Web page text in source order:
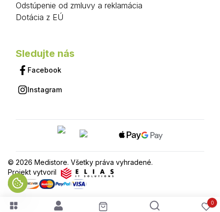
0
Odstúpenie od zmluvy a reklamácia
Dotácia z EÚ
Sledujte nás
Facebook
Instagram
© 2026 Medistore. Všetky práva vyhradené.
Projekt vytvoril